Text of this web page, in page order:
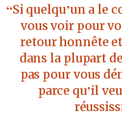
Si quelqu’un a le
vous voir pour
retour honnête
dans la plupart
pas pour vous
parce qu’il